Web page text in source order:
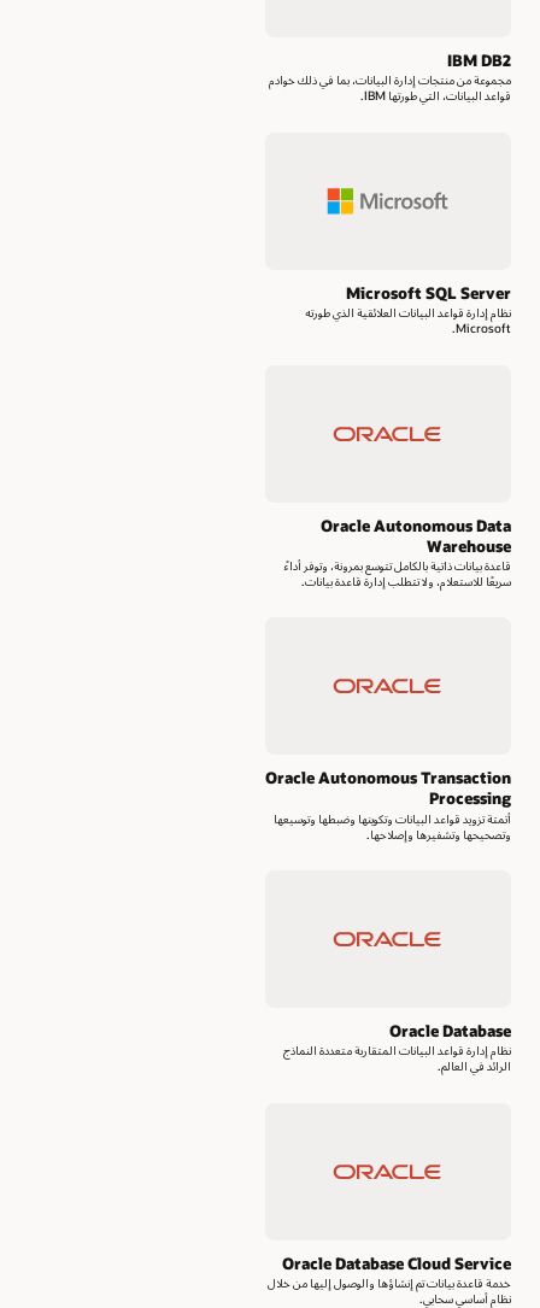
IBM DB2
مجموعة من منتجات إدارة البيانات، بما في ذلك خوادم
قواعد البيانات، التي طورتها IBM.
Microsoft SQL Server
نظام إدارة قواعد البيانات العلائقية الذي طورته
Microsoft.
Oracle Autonomous Data
Warehouse
قاعدة بيانات ذاتية بالكامل تتوسع بمرونة، وتوفر أداءً
سريعًا للاستعلام، ولا تتطلب إدارة قاعدة بيانات.
Oracle Autonomous Transaction
Processing
أتمتة تزويد قواعد البيانات وتكوينها وضبطها وتوسيعها
وتصحيحها وتشفيرها وإصلاحها.
Oracle Database
نظام إدارة قواعد البيانات المتقاربة متعددة النماذج
الرائد في العالم.
Oracle Database Cloud Service
خدمة قاعدة بيانات تم إنشاؤها والوصول إليها من خلال
نظام أساسي سحابي.